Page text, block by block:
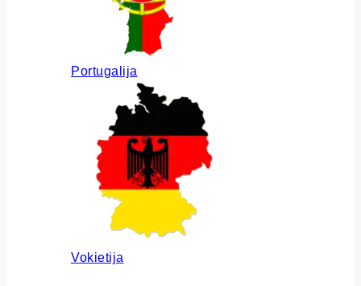
Portugalija
Vokietija